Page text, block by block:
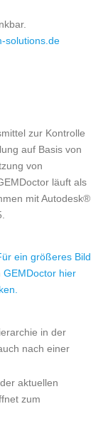
solutions.de
zur Kontrolle
auf Basis von
von
läuft als
mit Autodesk®
in der
nach einer
aktuellen
zum